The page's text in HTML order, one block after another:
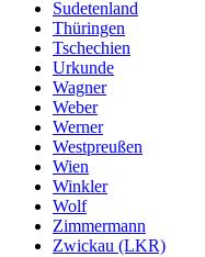
Sudetenland
Thüringen
Tschechien
Urkunde
Wagner
Weber
Werner
Westpreußen
Wien
Winkler
Wolf
Zimmermann
Zwickau (LKR)